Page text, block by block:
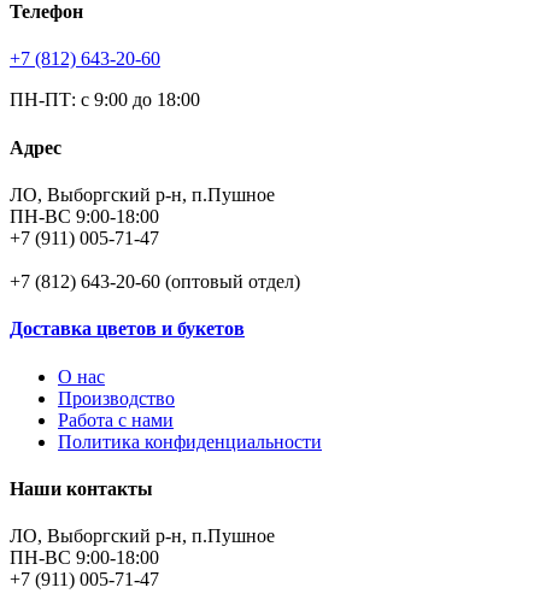
Телефон
+7 (812) 643-20-60
ПН-ПТ: с 9:00 до 18:00
Адрес
ЛО, Выборгский р-н, п.Пушное
ПН-ВС 9:00-18:00
+7 (911) 005-71-47
+7 (812) 643-20-60 (оптовый отдел)
Доставка цветов и букетов
О нас
Производство
Работа с нами
Политика конфиденциальности
Наши контакты
ЛО, Выборгский р-н, п.Пушное
ПН-ВС 9:00-18:00
+7 (911) 005-71-47